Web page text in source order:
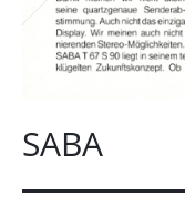
SABA